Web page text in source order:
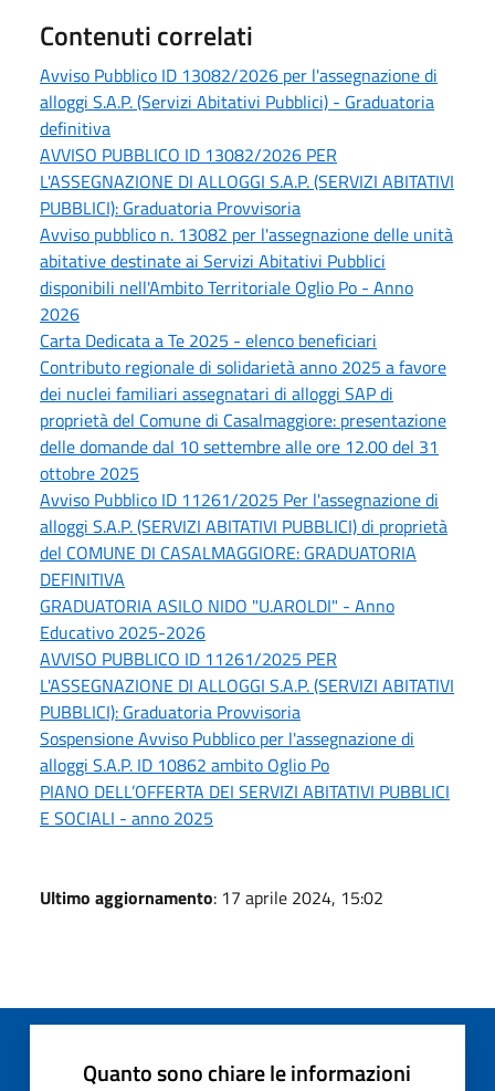
Contenuti correlati
Avviso Pubblico ID 13082/2026 per l'assegnazione di
alloggi S.A.P. (Servizi Abitativi Pubblici) - Graduatoria
definitiva
AVVISO PUBBLICO ID 13082/2026 PER
L'ASSEGNAZIONE DI ALLOGGI S.A.P. (SERVIZI ABITATIVI
PUBBLICI): Graduatoria Provvisoria
Avviso pubblico n. 13082 per l'assegnazione delle unità
abitative destinate ai Servizi Abitativi Pubblici
disponibili nell'Ambito Territoriale Oglio Po - Anno
2026
Carta Dedicata a Te 2025 - elenco beneficiari
Contributo regionale di solidarietà anno 2025 a favore
dei nuclei familiari assegnatari di alloggi SAP di
proprietà del Comune di Casalmaggiore: presentazione
delle domande dal 10 settembre alle ore 12.00 del 31
ottobre 2025
Avviso Pubblico ID 11261/2025 Per l'assegnazione di
alloggi S.A.P. (SERVIZI ABITATIVI PUBBLICI) di proprietà
del COMUNE DI CASALMAGGIORE: GRADUATORIA
DEFINITIVA
GRADUATORIA ASILO NIDO "U.AROLDI" - Anno
Educativo 2025-2026
AVVISO PUBBLICO ID 11261/2025 PER
L'ASSEGNAZIONE DI ALLOGGI S.A.P. (SERVIZI ABITATIVI
PUBBLICI): Graduatoria Provvisoria
Sospensione Avviso Pubblico per l'assegnazione di
alloggi S.A.P. ID 10862 ambito Oglio Po
PIANO DELL’OFFERTA DEI SERVIZI ABITATIVI PUBBLICI
E SOCIALI - anno 2025
Ultimo aggiornamento: 17 aprile 2024, 15:02
Quanto sono chiare le informazioni